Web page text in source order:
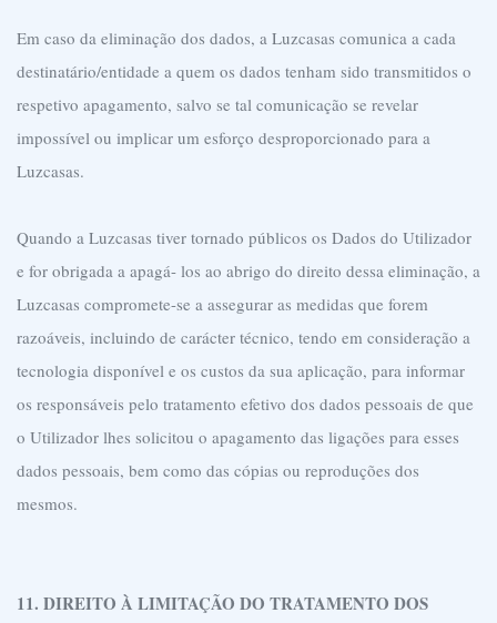
Em caso da eliminação dos dados, a Luzcasas comunica a cada
destinatário/entidade a quem os dados tenham sido transmitidos o
respetivo apagamento, salvo se tal comunicação se revelar
impossível ou implicar um esforço desproporcionado para a
Luzcasas.
Quando a Luzcasas tiver tornado públicos os Dados do Utilizador
e for obrigada a apagá- los ao abrigo do direito dessa eliminação, a
Luzcasas compromete-se a assegurar as medidas que forem
razoáveis, incluindo de carácter técnico, tendo em consideração a
tecnologia disponível e os custos da sua aplicação, para informar
os responsáveis pelo tratamento efetivo dos dados pessoais de que
o Utilizador lhes solicitou o apagamento das ligações para esses
dados pessoais, bem como das cópias ou reproduções dos
mesmos.
11. DIREITO À LIMITAÇÃO DO TRATAMENTO DOS